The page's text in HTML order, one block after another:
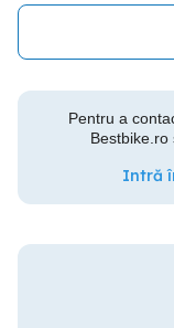
Pentru a
Intră